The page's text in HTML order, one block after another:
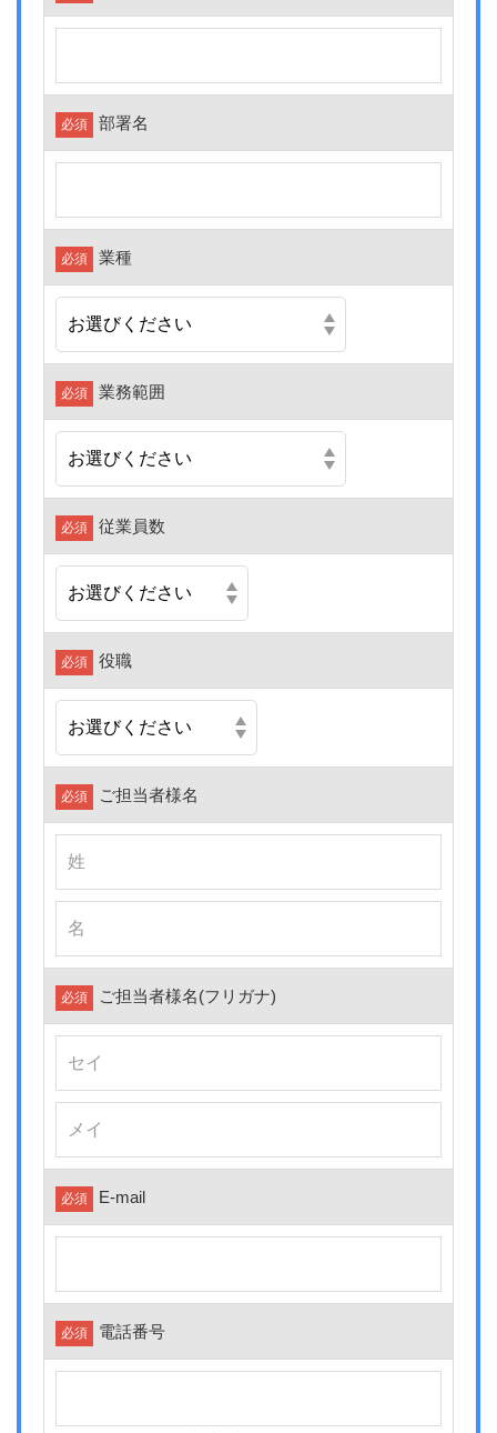
必須 部署名
必須 業種
必須 業務範囲
必須 従業員数
必須 役職
必須 ご担当者様名
必須 ご担当者様名(フリガナ)
必須 E-mail
必須 電話番号